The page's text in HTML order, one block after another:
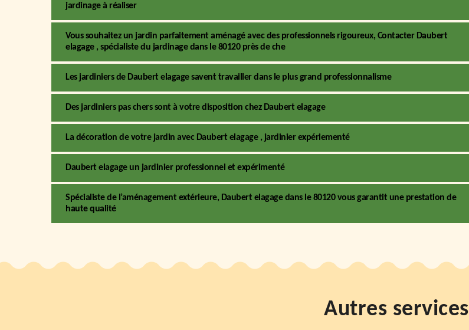
jardinage à réaliser
Vous souhaitez un jardin parfaitement aménagé avec des professionnels rigoureux, Contacter Daubert
elagage , spécialiste du jardinage dans le 80120 près de che
Les jardiniers de Daubert elagage savent travailler dans le plus grand professionnalisme
Des jardiniers pas chers sont à votre disposition chez Daubert elagage
La décoration de votre jardin avec Daubert elagage , jardinier expériementé
Daubert elagage un jardinier professionnel et expérimenté
Spécialiste de l’aménagement extérieure, Daubert elagage dans le 80120 vous garantit une prestation de
haute qualité
Autres services